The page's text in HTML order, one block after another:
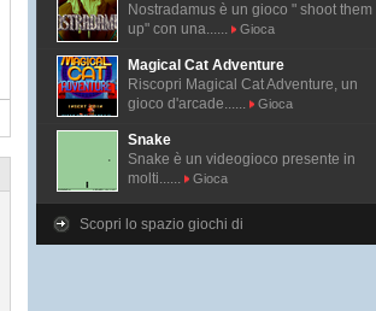
Nostradamus è un gioco " shoot them
up" con una......
Gioca
Magical Cat Adventure
Riscopri Magical Cat Adventure, un
gioco d'arcade......
Gioca
Snake
Snake è un videogioco presente in
molti......
Gioca
Scopri lo spazio giochi di